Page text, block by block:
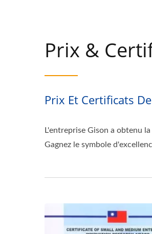
Prix &
Prix Et Certificats
L'entreprise Gison a obtenu
Gagnez le symbole